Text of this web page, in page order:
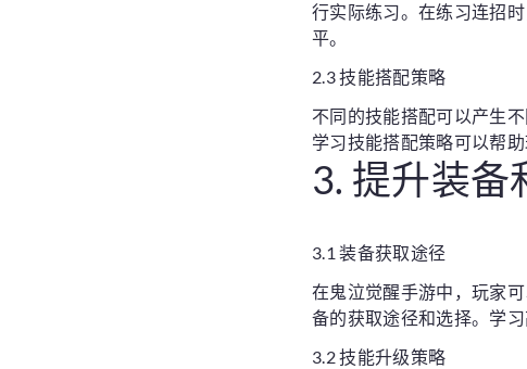
行实际练习。在练习连招
平。
2.3 技能搭配策略
不同的技能搭配可以产生
学习技能搭配策略可以帮
3. 提升装备
3.1 装备获取途径
在鬼泣觉醒手游中，玩家
备的获取途径和选择。学
3.2 技能升级策略